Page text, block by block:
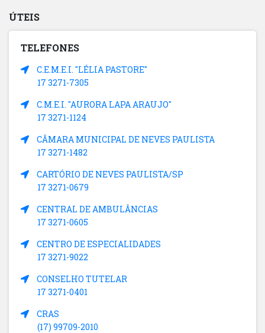
ÚTEIS
TELEFONES
C.E.M.E.I. "LÉLIA PASTORE"
17 3271-7305
C.M.E.I. "AURORA LAPA ARAUJO"
17 3271-1124
CÂMARA MUNICIPAL DE NEVES PAULISTA
17 3271-1482
CARTÓRIO DE NEVES PAULISTA/SP
17 3271-0679
CENTRAL DE AMBULÂNCIAS
17 3271-0605
CENTRO DE ESPECIALIDADES
17 3271-9022
CONSELHO TUTELAR
17 3271-0401
CRAS
(17) 99709-2010